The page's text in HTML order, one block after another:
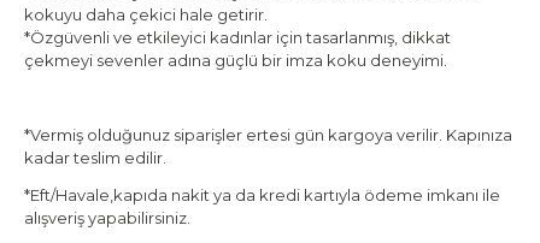
kokuyu daha çekici hale getirir.
*Özgüvenli ve etkileyici kadınlar için tasarlanmış, dikkat
çekmeyi sevenler adına güçlü bir imza koku deneyimi.
*Vermiş olduğunuz siparişler ertesi gün kargoya verilir. Kapınıza
kadar teslim edilir.
*Eft/Havale,kapıda nakit ya da kredi kartıyla ödeme imkanı ile
alışveriş yapabilirsiniz.